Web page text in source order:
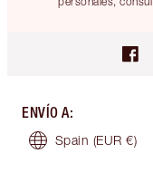
ENVÍO A:
Spain (EUR €)